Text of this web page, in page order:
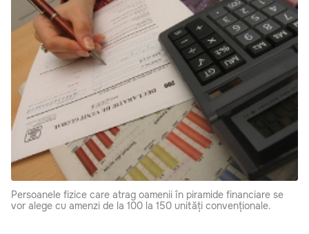
Persoanele fizice care atrag oamenii în piramide financiare se
vor alege cu amenzi de la 100 la 150 unități convenționale.